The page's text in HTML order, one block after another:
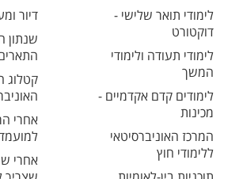
לימודי תואר שלישי -
דוקטורט
לימודי תעודה ולימודי
המשך
לימודים קדם אקדמיים -
מכינות
המרכז האוניברסיטאי
ללימודי חוץ
דיור
שנתון
קטלוג
אחרי
אחרי